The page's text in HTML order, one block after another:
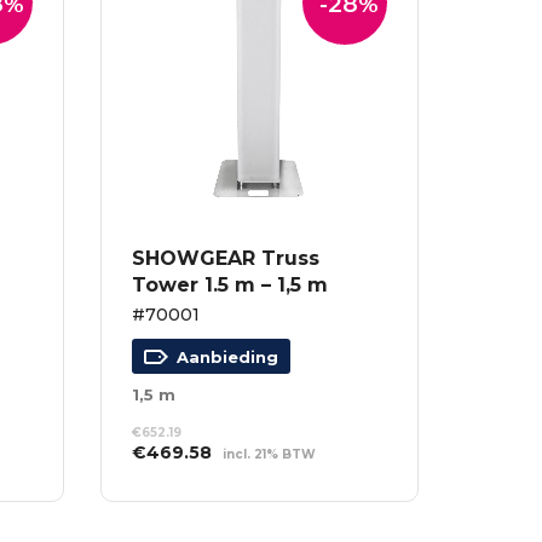
SHOWGEAR Truss
Tower 1.5 m – 1,5 m
#70001
Aanbieding
1,5 m
€652.19
Oorspronkelijke
was:
€469.58Huidige
is:
incl. 21% BTW
WINKELWAGEN